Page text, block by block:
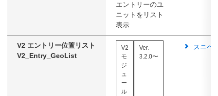
エントリーのユ
ニットをリスト
表示
V2 エントリー位置リスト
V2_Entry_GeoList
V2
モ
ジ
ュ
ー
ル
Ver.
3.2.0〜
スニペ